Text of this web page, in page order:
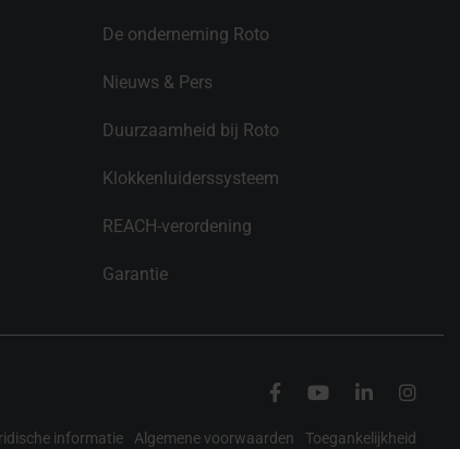
De onderneming Roto
Nieuws & Pers
Duurzaamheid bij Roto
Klokkenluiderssysteem
REACH-verordening
Garantie
informatie Algemene voorwaarden Toegankelijkheid